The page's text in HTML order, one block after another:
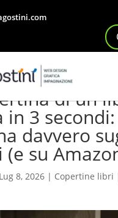
di un
in 3
davvero
(e su
Lug 8, 2026| Copertine libri